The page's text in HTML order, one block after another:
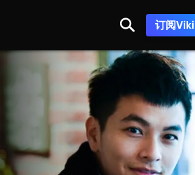
订阅